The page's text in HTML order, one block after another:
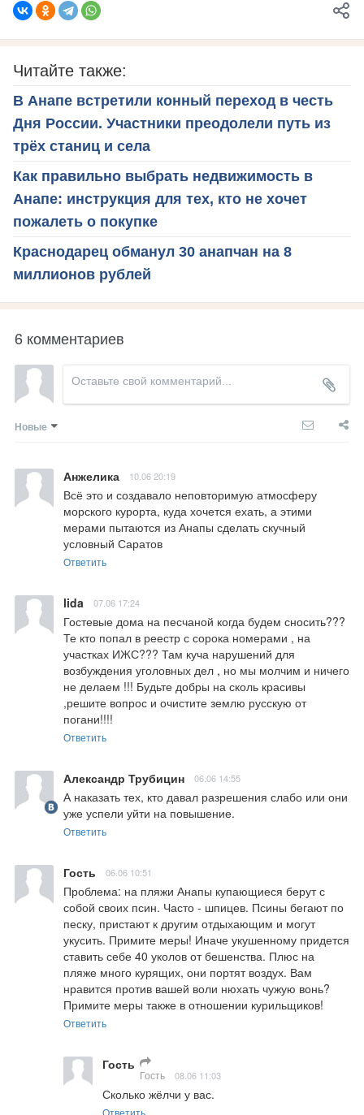
Читайте также:
В Анапе встретили конный переход в честь
Дня России. Участники преодолели путь из
трёх станиц и села
Как правильно выбрать недвижимость в
Анапе: инструкция для тех, кто не хочет
пожалеть о покупке
Краснодарец обманул 30 анапчан на 8
миллионов рублей
6 комментариев
Новые
Анжелика 10.06 20:19
Всё это и создавало неповторимую атмосферу
морского курорта, куда хочется ехать, а этими
мерами пытаются из Анапы сделать скучный
условный Саратов
Ответить
lida 07.06 17:24
Гостевые дома на песчаной когда будем сносить???
Те кто попал в реестр с сорока номерами , на
участках ИЖС??? Там куча нарушений для
возбуждения уголовных дел , но мы молчим и ничего
не делаем !!! Будьте добры на сколь красивы
,решите вопрос и очистите землю русскую от
погани!!!!
Ответить
Александр Трубицин 06.06 14:55
А наказать тех, кто давал разрешения слабо или они
уже успели уйти на повышение.
Ответить
Гость 06.06 10:51
Проблема: на пляжи Анапы купающиеся берут с
собой своих псин. Часто - шпицев. Псины бегают по
песку, пристают к другим отдыхающим и могут
укусить. Примите меры! Иначе укушенному придется
ставить себе 40 уколов от бешенства. Плюс на
пляже много курящих, они портят воздух. Вам
нравится против вашей воли нюхать чужую вонь?
Примите меры также в отношении курильщиков!
Ответить
Гость
Гость 08.06 11:03
Сколько жёлчи у вас.